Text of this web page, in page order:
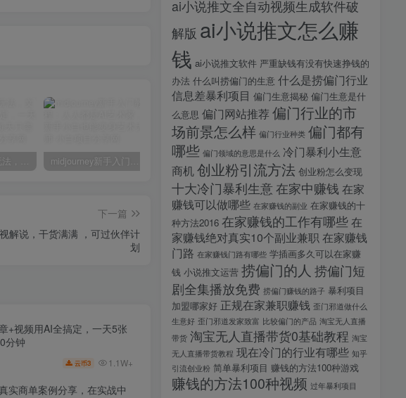
头条搬砖最新玩法，文章+视频用AI全搞定，一天5张+不是问题，每天只需10分钟 midjourney新手入门教程：人人都是AI艺术家，新手小白也能变身艺术大师 剪辑商单实战训练课，真实商单案例分享，在实战中练会剪辑 2025剪辑拍摄特效全能创作课，零基础到全能创作
下一篇
解说，干货满满 ，可过伙伴计
划
+视频用AI全搞定，一天5张
分钟
云币3 1.1W+
实商单案例分享，在实战中
ai小说推文全自动视频生成软件破
解版 ai小说推文怎么赚
钱 ai小说推文软件 严重缺钱有没有快速挣钱的
办法 什么叫捞偏门的生意 什么是捞偏门行业
信息差暴利项目 偏门生意揭秘 偏门生意是什
么意思 偏门网站推荐 偏门行业的市
场前景怎么样 偏门行业种类 偏门都有
哪些 偏门领域的意思是什么 冷门暴利小生意
商机创业粉引流方法 创业粉怎么变现
十大冷门暴利生意 在家中赚钱 在家
赚钱可以做哪些 在家赚钱的副业 在家赚钱的十
种方法2016 在家赚钱的工作有哪些在
家赚钱绝对真实10个副业兼职 在家赚钱
门路 在家赚钱门路有哪些 学插画多久可以在家赚
钱 小说推文运营 捞偏门的人 捞偏门短
剧全集播放免费 捞偏门赚钱的路子 暴利项目
加盟哪家好 正规在家兼职赚钱 歪门邪道做什么
生意好 歪门邪道发家致富 比较偏门的产品 淘宝无人直播
带货 淘宝无人直播带货0基础教程 淘宝
无人直播带货教程 现在冷门的行业有哪些 知乎
引流创业粉 简单暴利项目 赚钱的方法100种游戏
赚钱的方法100种视频 过年暴利项目